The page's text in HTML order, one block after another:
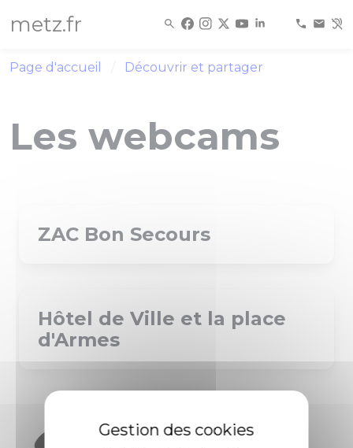
metz.fr
Page d'accueil Découvrir et partager
Les webcams
ZAC Bon Secours
Hôtel de Ville et la place
d'Armes